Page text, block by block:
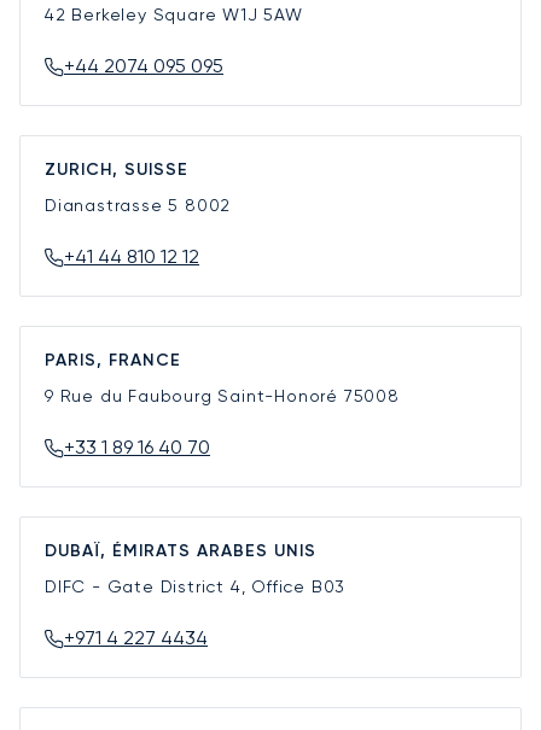
42 Berkeley SquareW1J 5AW
+44 2074 095 095
ZURICH, SUISSE
Dianastrasse 5 8002
+41 44 810 12 12
PARIS, FRANCE
9 Rue du Faubourg Saint-Honoré 75008
+33 1 89 16 40 70
DUBAÏ, ÉMIRATS ARABES UNIS
DIFC - Gate District 4, Office B03
+971 4 227 4434